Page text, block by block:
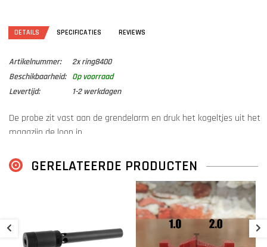
DETAILS SPECIFICATIES REVIEWS
Artikelnummer:
2x ring8400
Beschikbaarheid:
Op voorraad
Levertijd:
1-2 werkdagen
De probe zit vast aan de grendelarm en druk het kogeltjes uit het
magazijn de loop in.
afdichting in de loop bij het schieten.
Door de jaren heen kan deze slijten, dus een reserve is handig!
Mocht deze ring missen, dan komen je kogels de loop niet uit en
GERELATEERDE PRODUCTEN